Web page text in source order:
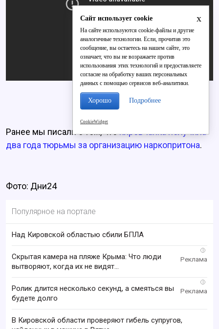
Ранее мы писали о том, чтокировчанка получила
два года тюрьмы за организацию наркопритона.
Фото: Дни24
Популярное на портале
Над Кировской областью сбили БПЛА
i
Скрытая камера на пляже Крыма: Что люди
вытворяют, когда их не видят...
i
Ролик длится несколько секунд, а смеяться вы
будете долго
В Кировской области проверяют гибель супругов,
x
Сайт использует cookie
На сайте используются cookie-файлы и другие
аналогичные технологии. Если, прочитав это
сообщение, вы остаетесь на нашем сайте, это
означает, что вы не возражаете против
использования этих технологий и предоставляете
согласие на обработку ваших персональных
данных с помощью сервисов веб-аналитики.
Хорошо Подробнее
CookieWidget